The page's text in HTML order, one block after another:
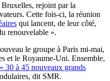
Bruxelles, rejoint par la
Cette fois-ci, la réunion
qui lancent, de leur côté,
renouvelable ».
le groupe à Paris mi-mai,
et le Royaume-Uni. Ensemble,
30 à 45 nouveaux grands
dit SMR.